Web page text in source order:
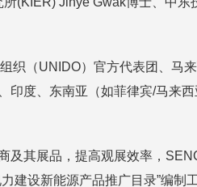
织（UNIDO）官方代表团、
度、东南亚（如菲律宾/马来
其展品，提高观展效率，
建设新能源产品推广目录”编